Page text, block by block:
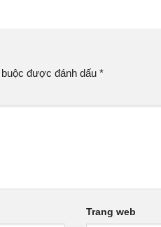
được đánh dấu *
Trang web